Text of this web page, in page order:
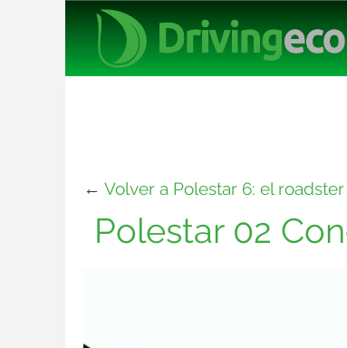
← Volver a Polestar 6: el
Polestar 02